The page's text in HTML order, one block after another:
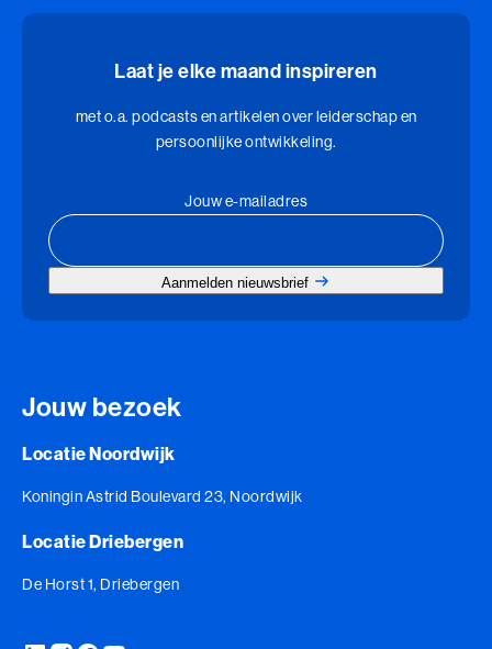
Laat je elke maand inspireren
met o.a. podcasts en artikelen over leiderschap en
persoonlijke ontwikkeling.
Jouw e-mailadres
Aanmelden nieuwsbrief
Jouw bezoek
Locatie Noordwijk
Koningin Astrid Boulevard 23, Noordwijk
Locatie Driebergen
De Horst 1, Driebergen